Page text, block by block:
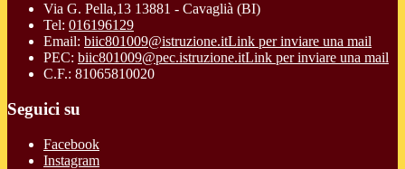
Via G. Pella,13 13881 - Cavaglià (BI)
Tel: 016196129
Email: biic801009@istruzione.itLink per inviare una mail
PEC: biic801009@pec.istruzione.itLink per inviare una mail
C.F.: 81065810020
Seguici su
Facebook
Instagram